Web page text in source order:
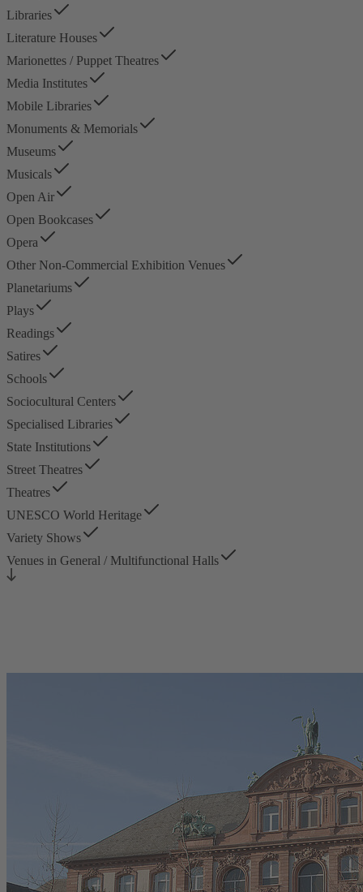
Libraries
Literature Houses
Marionettes / Puppet Theatres
Media Institutes
Mobile Libraries
Monuments & Memorials
Museums
Musicals
Open Air
Open Bookcases
Opera
Other Non-Commercial Exhibition Venues
Planetariums
Plays
Readings
Satires
Schools
Sociocultural Centers
Specialised Libraries
State Institutions
Street Theatres
Theatres
UNESCO World Heritage
Variety Shows
Venues in General / Multifunctional Halls